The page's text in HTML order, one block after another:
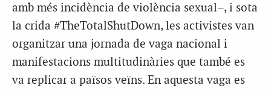
amb més incidència de violència sexual–, i sota
la crida #TheTotalShutDown, les activistes van
organitzar una jornada de vaga nacional i
manifestacions multitudinàries que també es
va replicar a països veïns. En aquesta vaga es